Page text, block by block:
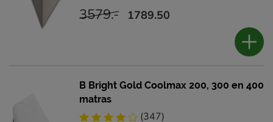
3579.- 1789.50
B Bright Gold Coolmax 200, 300 en 400
matras
(347)